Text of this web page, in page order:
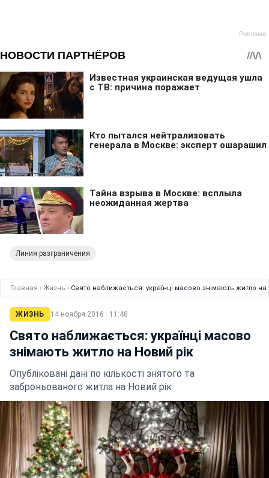
Линия разграничения
Главная › Жизнь › Свято наближається: українці масово знімають житло на
ЖИЗНЬ 14 ноября 2016 · 11:48
Свято наближається: українці масово
знімають житло на Новий рік
Опубліковані дані по кількості знятого та
заброньованого житла на Новий рік